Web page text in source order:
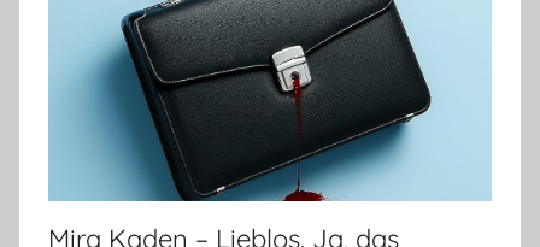
Mira Kaden – Lieblos. Ja, das